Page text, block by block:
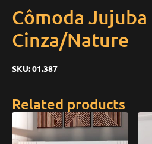
Cômoda
Cinza/Nature
SKU:01.387
Related products